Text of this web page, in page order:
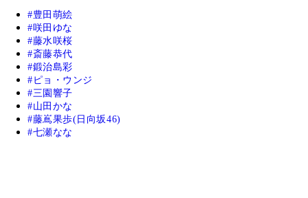
豊田萌絵
咲田ゆな
藤水咲桜
斎藤恭代
鍛治島彩
ピョ・ウンジ
三園響子
山田かな
藤嶌果歩(日向坂46)
七瀬なな